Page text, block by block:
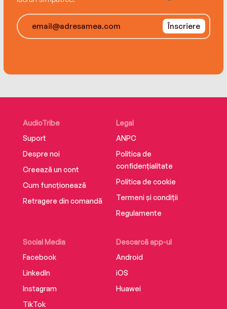
Înscriere
AudioTribe
Suport
Despre noi
Creează un cont
Cum funcționează
Retragere din comandă
Social Media
Facebook
LinkedIn
Instagram
TikTok
Descarcă app-ul
Android
iOS
Huawei
Legal
ANPC
Politica de
confidențialitate
Politica de cookie
Termeni și condiții
Regulamente